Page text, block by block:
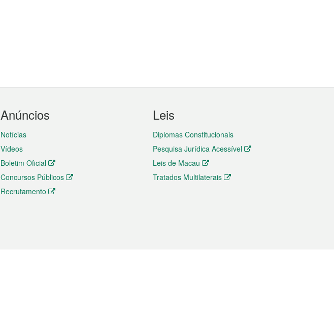
Anúncios
Notícias
Vídeos
Boletim Oficial
Concursos Públicos
Recrutamento
Leis
Diplomas Constitucionais
Pesquisa Jurídica Acessível
Leis de Macau
Tratados Multilaterais